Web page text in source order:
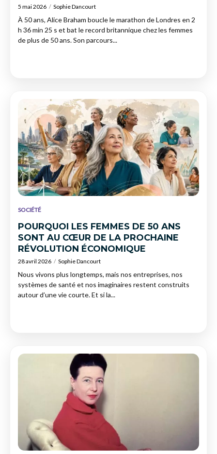
5 mai 2026 Sophie Dancourt
À 50 ans, Alice Braham boucle le marathon de Londres en 2
h 36 min 25 s et bat le record britannique chez les femmes
de plus de 50 ans. Son parcours...
SOCIÉTÉ
POURQUOI LES FEMMES DE 50 ANS
SONT AU CŒUR DE LA PROCHAINE
RÉVOLUTION ÉCONOMIQUE
28 avril 2026 Sophie Dancourt
Nous vivons plus longtemps, mais nos entreprises, nos
systèmes de santé et nos imaginaires restent construits
autour d’une vie courte. Et si la...